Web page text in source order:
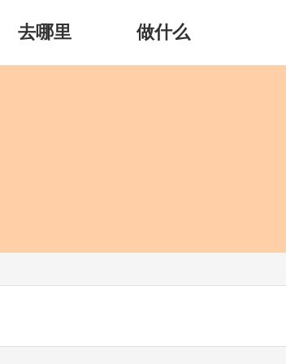
去哪里 做什么